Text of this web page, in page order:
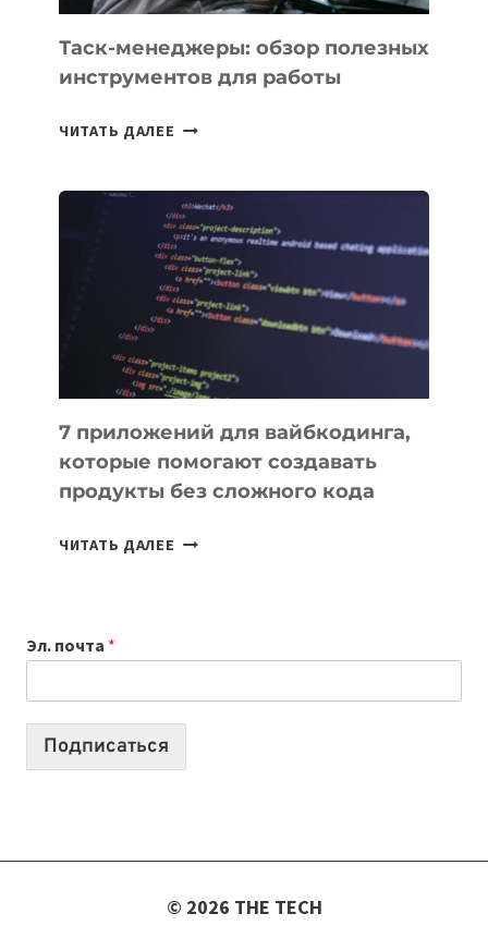
УЖЕ
СЕГОДНЯ
Таск-менеджеры: обзор полезных
инструментов для работы
ЧИТАТЬ ДАЛЕЕ ТАСК-
ПОЛЕЗНЫХ
ИНСТРУМЕНТОВ
ДЛЯ
РАБОТЫ
7 приложений для вайбкодинга,
которые помогают создавать
продукты без сложного кода
ЧИТАТЬ ДАЛЕЕ
СОЗДАВАТЬ
ПРОДУКТЫ
Эл. почта *
Подписаться
© 2026 THE TECH